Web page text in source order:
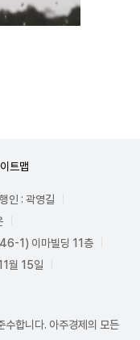
트맵
인 : 곽영길
1) 이마빌딩 11층
월 15일
수합니다. 아주경제의 모든